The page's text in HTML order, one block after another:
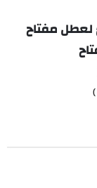
مفتاح